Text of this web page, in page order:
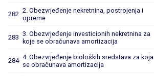
282 2. Obezvrjeđenje nekretnina, postrojenja i
opreme
283 3. Obezvrjeđenje investicionih nekretnina za
koje se obračunava amortizacija
284 4. Obezvrjeđenje bioloških sredstava za koja
se obračunava amortizacija